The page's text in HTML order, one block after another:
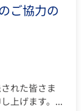
ご協力の
れた皆さま
上げます。...